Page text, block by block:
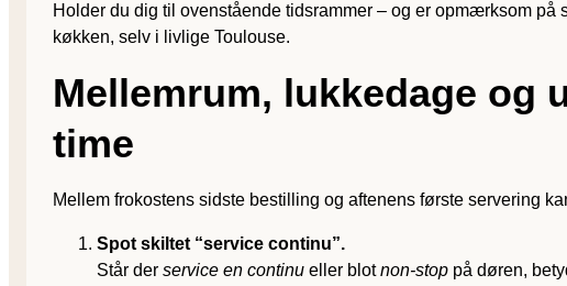
Holder du dig til ovenstående tidsrammer – og er opmærksom på
køkken, selv i livlige Toulouse.
Mellemrum, lukkedage og
time
Mellem frokostens sidste bestilling og aftenens første servering
Spot skiltet “service continu”.
Står der service en continu eller blotnon-stop på døren,